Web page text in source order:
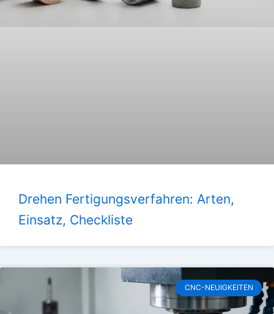
Drehen Fertigungsverfahren: Arten,
Einsatz, Checkliste
CNC-NEUIGKEITEN